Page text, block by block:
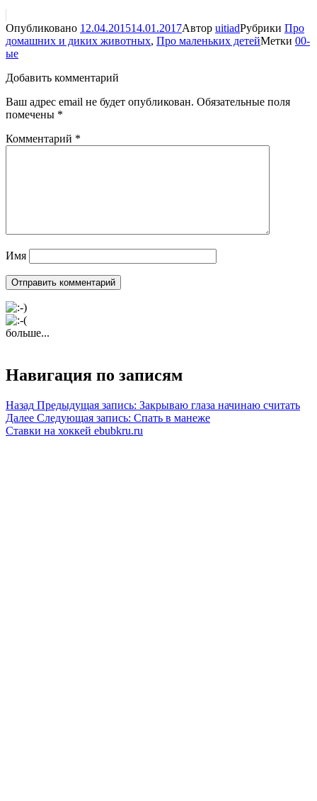
Опубликовано 12.04.201514.01.2017Автор uitiadРубрики Про
домашних и диких животных, Про маленьких детейМетки 00-
ые
Добавить комментарий
Ваш адрес email не будет опубликован. Обязательные поля
помечены *
Комментарий *
Имя
больше...
Навигация по записям
Назад Предыдущая запись: Закрываю глаза начинаю считать
Далее Следующая запись: Спать в манеже
Ставки на хоккей ebubkru.ru